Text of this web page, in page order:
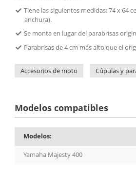
Tiene las siguientes medidas: 74 x 64
anchura).
Se monta en lugar del parabrisas
Parabrisas de 4 cm más alto que el
Accesorios de moto Cúpulas y
Modelos compatibles
Modelos:
Yamaha Majesty 400